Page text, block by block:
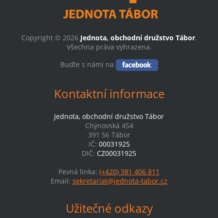
Copyright © 2026 Jednota, obchodní družstvo Tábor.
Všechna práva vyhrazena.
Buďte s námi na
Kontaktní informace
Jednota, obchodní družstvo Tábor
Chýnovská 454
391 56 Tábor
IČ: 00031925
DIČ: CZ00031925
Pevná linka: (+420) 381 406 811
Email: sekretariat@jednota-tabor.cz
Užitečné odkazy